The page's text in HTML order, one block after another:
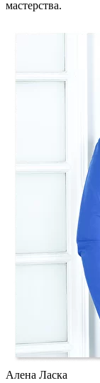
мастерства.
Алена Ласка